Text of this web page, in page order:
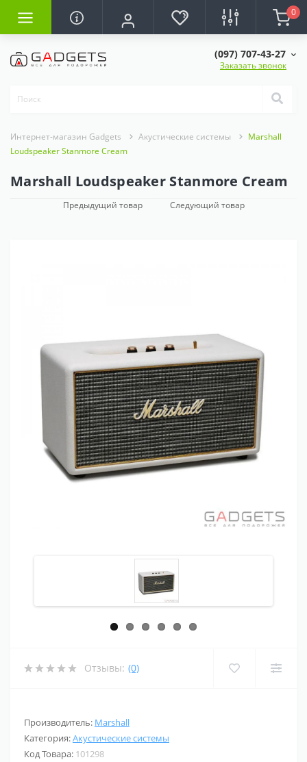
0
(097) 707-43-27
Заказать звонок
Интернет-магазин Gadgets Акустические системы
Marshall
Loudspeaker Stanmore Cream
Marshall Loudspeaker Stanmore Cream
Предыдущий товар Следующий товар
Отзывы: (0)
Производитель: Marshall
Категория:Акустические системы
Код Товара: 101298